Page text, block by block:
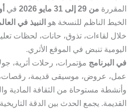
المقررة من 29 إلى 31 مايو 2026 في
الخيط الناظم للنسخة هو النبيذ في
خلال لقاءات، تذوق، حانات، لحظات
اليومية تنبض في الموقع الأثري.
في البرنامج مؤتمرات، رحلات أثرية،
عمل، عروض، موسيقى قديمة، رقصات،
وأنشطة مستوحاة من الثقافة المادية
القديمة. يجمع الحدث بين الدقة